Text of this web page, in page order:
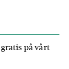
på vårt